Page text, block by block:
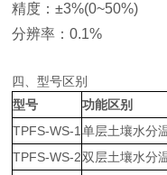
精度：±3%(0~50%)
分辨率：0.1%
四、型号区别
型号
功能区别
TPFS-WS-1 单层土壤水分
TPFS-WS-2双层土壤水分